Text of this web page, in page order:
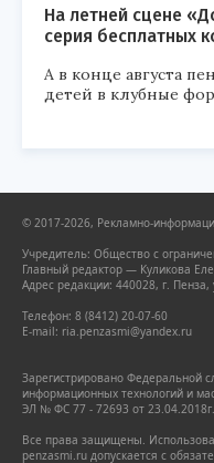
На летней сцене
серия бесплатных
А в конце августа
детей в клубные
© 2017-2026, Рекламно-
Учредитель: Общество с
Главный редактор — Куликова
Адрес редакции: 440028, г.
Телефон: 8 (8412) 20-07-60
E-mail: ria.penzasmi@yandex.ru
Зарегистрировано Федеральной
информационных технологий и
ЭЛ № ФС 77 - 72693 от 23.04.2018г.
Все права защищены.
penzasmi.ru допускается с